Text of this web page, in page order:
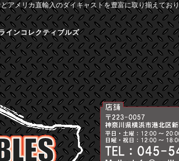
メリカ直輸入のダイキャストを豊富に取り揃えてお
インコレクティブルズ